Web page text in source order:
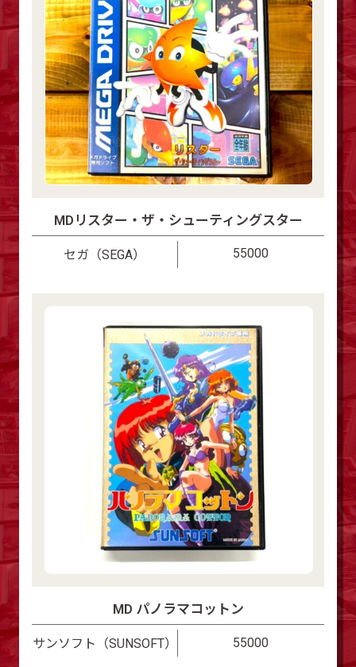
MDリスター・ザ・シューティングスター
セガ（SEGA） 55000
MD パノラマコットン
サンソフト（SUNSOFT） 55000